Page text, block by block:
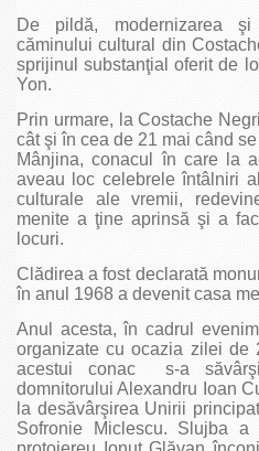
De pildă, modernizarea
căminului cultural din
sprijinul substanţial oferit de
Yon.
Prin urmare, la Costache
cât şi în cea de 21 mai când
Mânjina, conacul în care la
aveau loc celebrele întâlniri
culturale ale vremii,
menite a ţine aprinsă şi a
locuri.
Clădirea a fost declarată
în anul 1968 a devenit casa
Anul acesta, în cadrul
organizate cu ocazia zilei de
acestui conac s-a
domnitorului Alexandru Ioan
la desăvârşirea Unirii
Sofronie Miclescu. Slujba a